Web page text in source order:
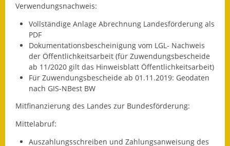
Verwendungsnachweis:
Vollständige Anlage Abrechnung Landesförderung als
PDF
Dokumentationsbescheinigung vom LGL- Nachweis
der Öffentlichkeitsarbeit (für Zuwendungsbescheide
ab 11/2020 gilt das Hinweisblatt Öffentlichkeitsarbeit)
Für Zuwendungsbescheide ab 01.11.2019: Geodaten
nach GIS-NBest BW
Mitfinanzierung des Landes zur Bundesförderung:
Mittelabruf:
Auszahlungsschreiben und Zahlungsanweisung des